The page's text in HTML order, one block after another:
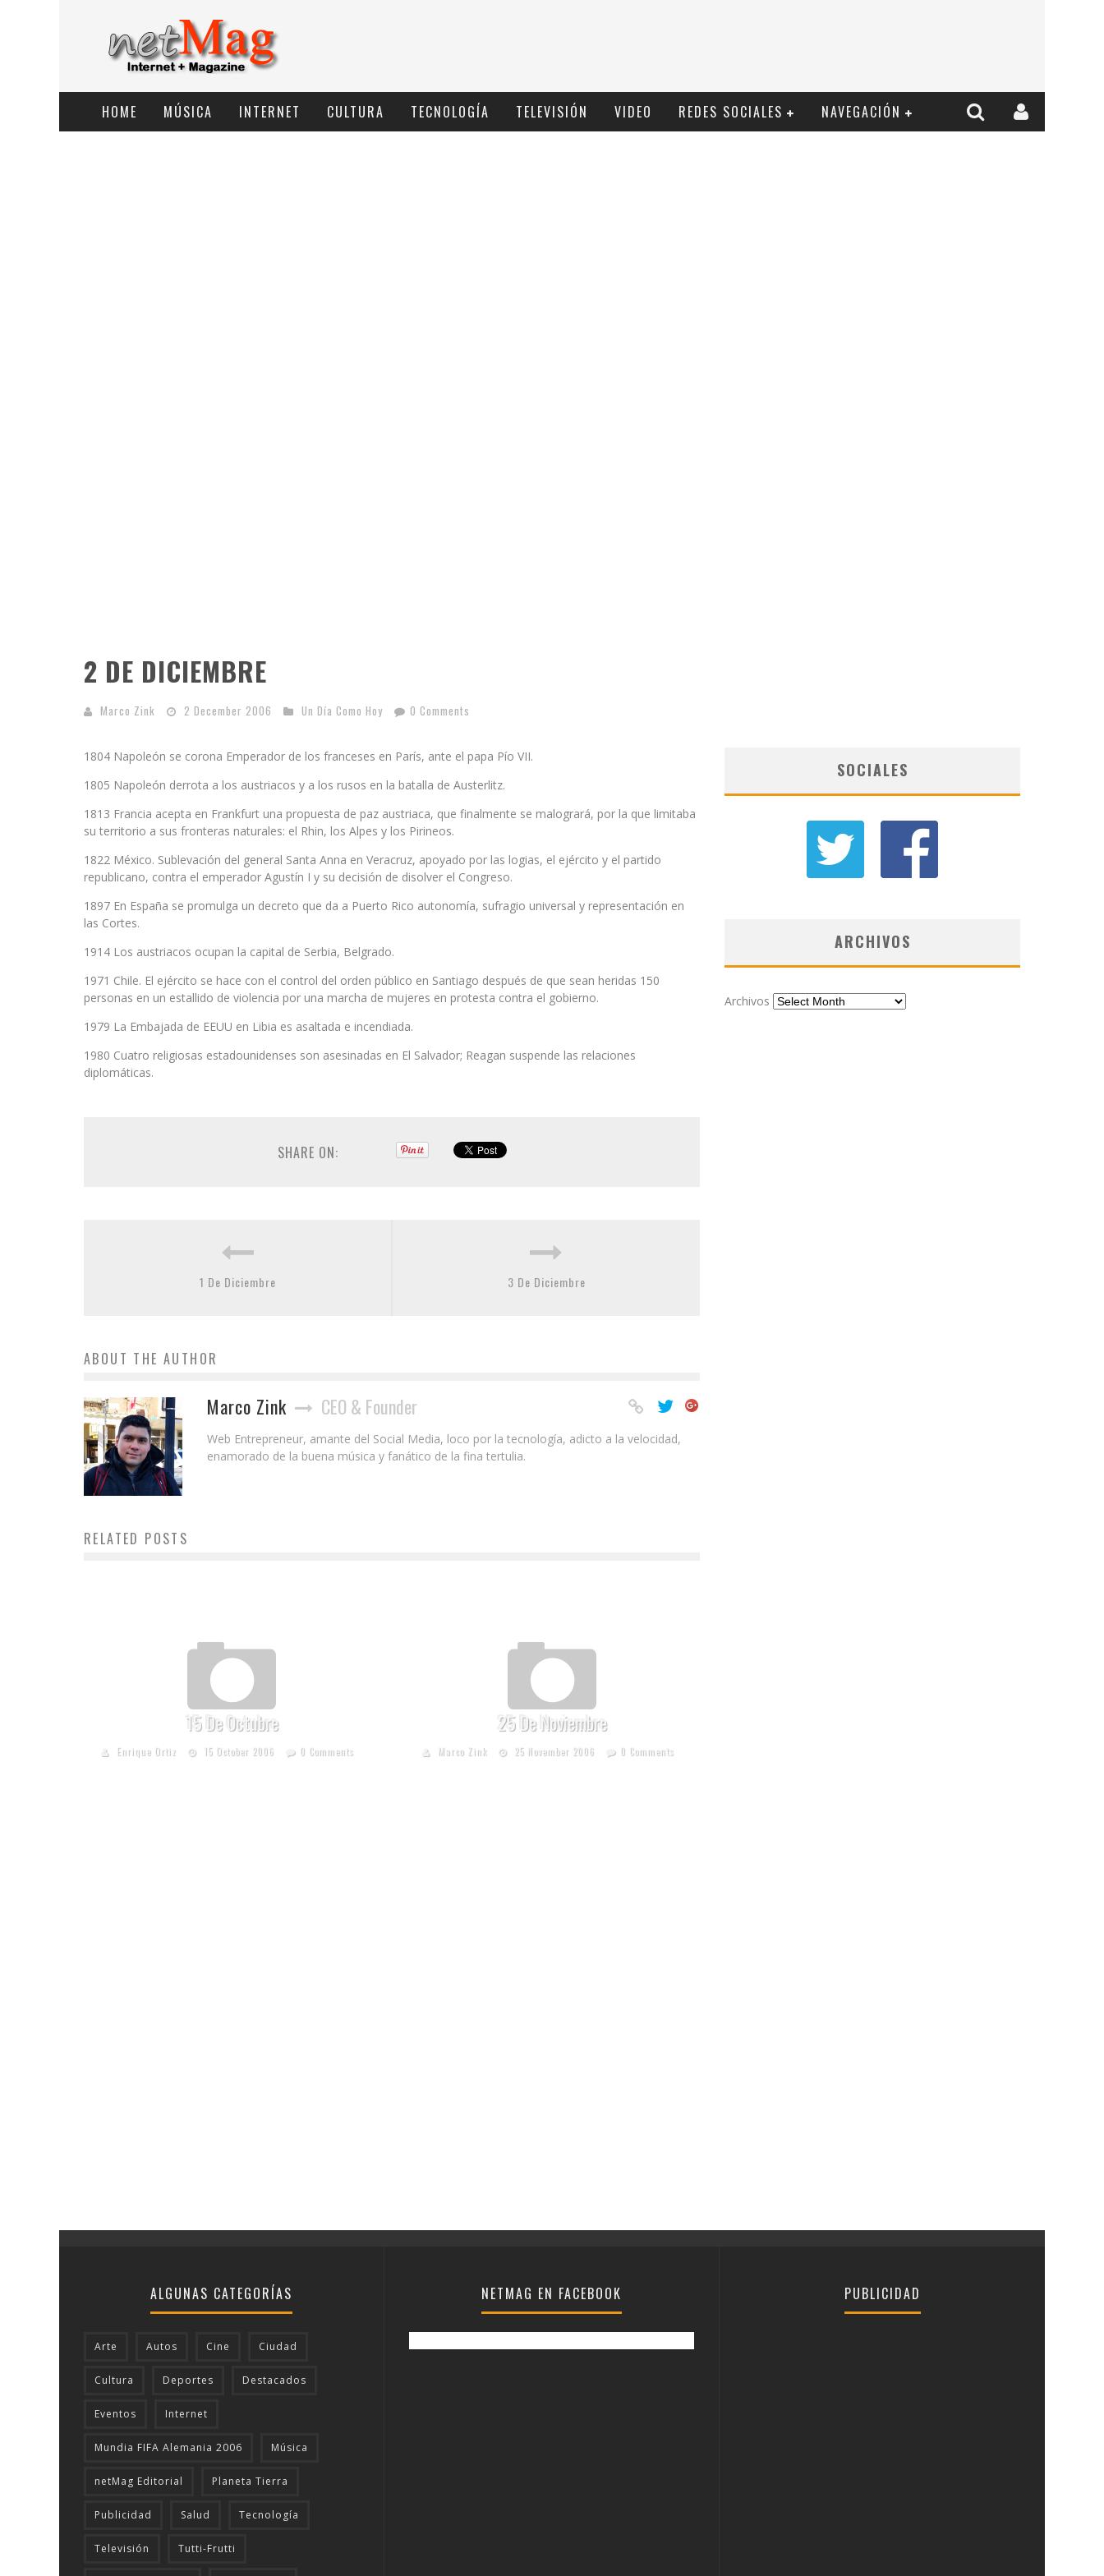
HOME MÚSICA INTERNET CULTURA TECNOLOGÍ­A TELEVISIÓN VIDEO REDES SOCIALES NAVEGACIÓN
2 DE DICIEMBRE
Marco Zink 2 December 2006 Un Día Como Hoy 0 Comments
1804 Napoleón se corona Emperador de los franceses en París, ante el papa Pío VII.
1805 Napoleón derrota a los austriacos y a los rusos en la batalla de Austerlitz.
1813 Francia acepta en Frankfurt una propuesta de paz austriaca, que finalmente se malogrará, por la que limitaba
su territorio a sus fronteras naturales: el Rhin, los Alpes y los Pirineos.
1822 México. Sublevación del general Santa Anna en Veracruz, apoyado por las logias, el ejército y el partido
republicano, contra el emperador Agustín I y su decisión de disolver el Congreso.
1897 En España se promulga un decreto que da a Puerto Rico autonomía, sufragio universal y representación en
las Cortes.
1914 Los austriacos ocupan la capital de Serbia, Belgrado.
1971 Chile. El ejército se hace con el control del orden público en Santiago después de que sean heridas 150
personas en un estallido de violencia por una marcha de mujeres en protesta contra el gobierno.
1979 La Embajada de EEUU en Libia es asaltada e incendiada.
1980 Cuatro religiosas estadounidenses son asesinadas en El Salvador; Reagan suspende las relaciones
diplomáticas.
SHARE ON:
1 De Diciembre 3 De Diciembre
ABOUT THE AUTHOR
Marco Zink CEO & Founder
Web Entrepreneur, amante del Social Media, loco por la tecnología, adicto a la velocidad,
enamorado de la buena música y fanático de la fina tertulia.
RELATED POSTS
15 De Octubre
Enrique Ortiz 15 October 2006 0 Comments
25 De Noviembre
Marco Zink 25 November 2006 0 Comments
SOCIALES
ARCHIVOS
Archivos
ALGUNAS CATEGORÍAS
Arte Autos Cine Ciudad
Cultura Deportes Destacados
Eventos Internet
Mundia FIFA Alemania 2006 Música
netMag Editorial Planeta Tierra
Publicidad Salud Tecnologí­a
Televisión Tutti-Frutti
NETMAG EN FACEBOOK PUBLICIDAD